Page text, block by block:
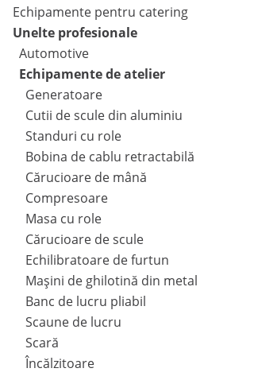
Echipamente pentru catering
Unelte profesionale
Automotive
Echipamente de atelier
Generatoare
Cutii de scule din aluminiu
Standuri cu role
Bobina de cablu retractabilă
Cărucioare de mână
Compresoare
Masa cu role
Cărucioare de scule
Echilibratoare de furtun
Mașini de ghilotină din metal
Banc de lucru pliabil
Scaune de lucru
Scară
Încălzitoare